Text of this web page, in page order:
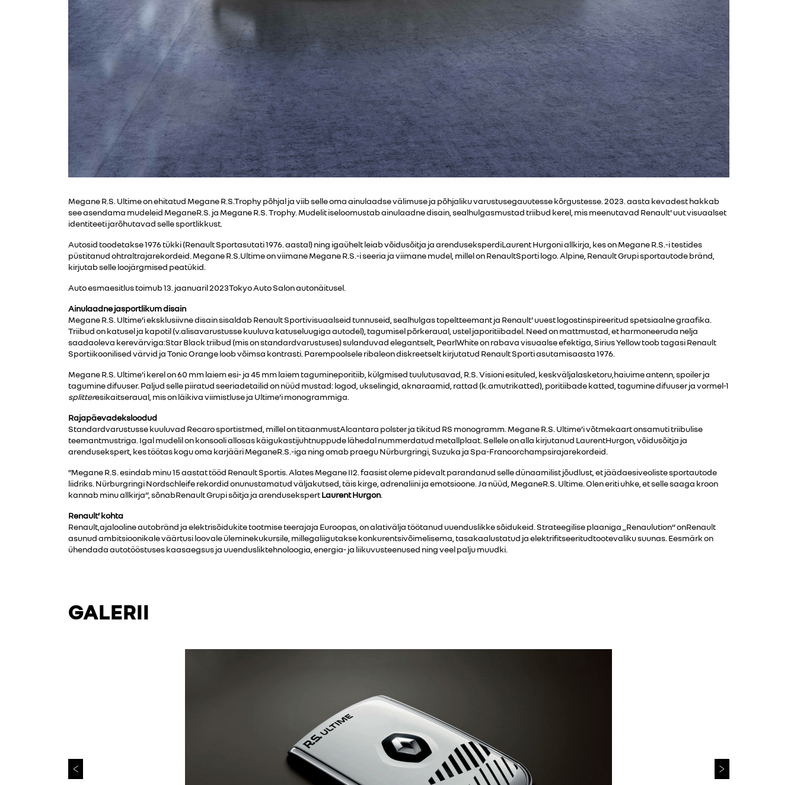
Megane R.S. Ultime on ehitatud Megane R.S.Trophy põhjal ja viib selle oma ainulaadse välimuse ja põhjaliku varustusegauutesse kõrgustesse. 2023. aasta kevadest hakkab
see asendama mudeleid MeganeR.S. ja Megane R.S. Trophy. Mudelit iseloomustab ainulaadne disain, sealhulgasmustad triibud kerel, mis meenutavad Renault' uut visuaalset
identiteeti jarõhutavad selle sportlikkust.
Autosid toodetakse 1976 tükki (Renault Sportasutati 1976. aastal) ning igaühelt leiab võidusõitja ja arenduseksperdiLaurent Hurgoni allkirja, kes on Megane R.S.-i testides
püstitanud ohtraltrajarekordeid. Megane R.S.Ultime on viimane Megane R.S.-i seeria ja viimane mudel, millel on RenaultSporti logo. Alpine, Renault Grupi sportautode bränd,
kirjutab selle loojärgmised peatükid.
Auto esmaesitlus toimub 13. jaanuaril 2023Tokyo Auto Salon autonäitusel.
Ainulaadne jasportlikum disain
Megane R.S. Ultime’i eksklusiivne disain sisaldab Renault Sportivisuaalseid tunnuseid, sealhulgas topeltteemant ja Renault' uuest logostinspireeritud spetsiaalne graafika.
Triibud on katusel ja kapotil (v.alisavarustusse kuuluva katuseluugiga autodel), tagumisel põrkeraual, ustel japoritiibadel. Need on mattmustad, et harmoneeruda nelja
saadaoleva kerevärviga:Star Black triibud (mis on standardvarustuses) sulanduvad elegantselt, PearlWhite on rabava visuaalse efektiga, Sirius Yellow toob tagasi Renault
Sportiikoonilised värvid ja Tonic Orange loob võimsa kontrasti. Parempoolsele ribaleon diskreetselt kirjutatud Renault Sporti asutamisaasta 1976.
Megane R.S. Ultime'i kerel on 60 mm laiem esi- ja 45 mm laiem tagumineporitiib, külgmised tuulutusavad, R.S. Visioni esituled, keskväljalasketoru,haiuime antenn, spoiler ja
tagumine difuuser. Paljud selle piiratud seeriadetailid on nüüd mustad: logod, ukselingid, aknaraamid, rattad (k.amutrikatted), poritiibade katted, tagumine difuuser ja vormel-1
splitteresikaitseraual, mis on läikiva viimistluse ja Ultime’i monogrammiga.
Rajapäevadeksloodud
Standardvarustusse kuuluvad Recaro sportistmed, millel on titaanmustAlcantara polster ja tikitud RS monogramm. Megane R.S. Ultime’i võtmekaart onsamuti triibulise
teemantmustriga. Igal mudelil on konsooli allosas käigukastijuhtnuppude lähedal nummerdatud metallplaat. Sellele on alla kirjutanud LaurentHurgon, võidusõitja ja
arendusekspert, kes töötas kogu oma karjääri MeganeR.S.-iga ning omab praegu Nürburgringi, Suzuka ja Spa-Francorchampsirajarekordeid.
”Megane R.S. esindab minu 15 aastat tööd Renault Sportis. Alates Megane II2. faasist oleme pidevalt parandanud selle dünaamilist jõudlust, et jäädaesiveoliste sportautode
liidriks. Nürburgringi Nordschleife rekordid onunustamatud väljakutsed, täis kirge, adrenaliini ja emotsioone. Ja nüüd, MeganeR.S. Ultime. Olen eriti uhke, et selle saaga kroon
kannab minu allkirja”, sõnabRenault Grupi sõitja ja arendusekspertLaurent Hurgon.
Renault’ kohta
Renault,ajalooline autobränd ja elektrisõidukite tootmise teerajaja Euroopas, on alativälja töötanud uuenduslikke sõidukeid. Strateegilise plaaniga „Renaulution“ onRenault
asunud ambitsioonikale väärtusi loovale üleminekukursile, millegaliigutakse konkurentsivõimelisema, tasakaalustatud ja elektrifitseeritudtootevaliku suunas. Eesmärk on
ühendada autotööstuses kaasaegsus ja uuendusliktehnoloogia, energia- ja liikuvusteenused ning veel palju muudki.
GALERII